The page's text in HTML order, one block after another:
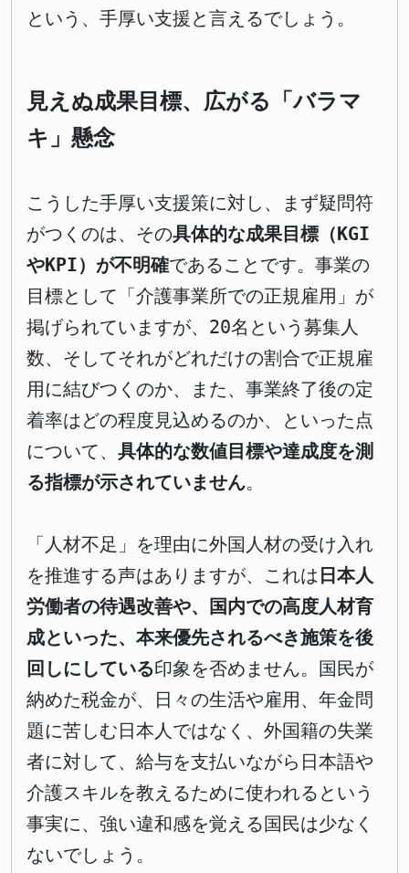
という、手厚い支援と言えるでしょう。
見えぬ成果目標、広がる「バラマ
キ」懸念
こうした手厚い支援策に対し、まず疑問符
がつくのは、その具体的な成果目標（KGI
やKPI）が不明確であることです。事業の
目標として「介護事業所での正規雇用」が
掲げられていますが、20名という募集人
数、そしてそれがどれだけの割合で正規雇
用に結びつくのか、また、事業終了後の定
着率はどの程度見込めるのか、といった点
について、 具体的な数値目標や達成度を測
る指標が示されていません。
「人材不足」を理由に外国人材の受け入れ
を推進する声はありますが、これは 日本人
労働者の待遇改善や、国内での高度人材育
成といった、本来優先されるべき施策を後
回しにしている印象を否めません。国民が
納めた税金が、日々の生活や雇用、年金問
題に苦しむ日本人ではなく、外国籍の失業
者に対して、給与を支払いながら日本語や
介護スキルを教えるために使われるという
事実に、強い違和感を覚える国民は少なく
ないでしょう。